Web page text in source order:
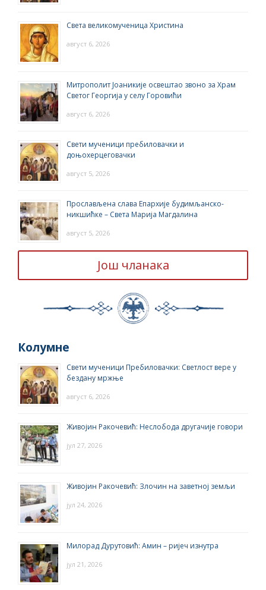
Света великомученица Христина
август 6, 2026
Митрополит Јоаникије освештао звоно за Храм
Светог Георгија у селу Горовићи
август 6, 2026
Свети мученици пребиловачки и
доњохерцеговачки
август 5, 2026
Прослављена слава Епархије будимљанско-
никшићке – Света Марија Магдалина
август 5, 2026
Још чланака
Колумне
Свети мученици Пребиловачки: Светлост вере у
бездану мржње
август 6, 2026
Живојин Ракочевић: Неслобода другачије говори
јул 27, 2026
Живојин Ракочевић: Злочин на заветној земљи
јул 24, 2026
Милорад Дурутовић: Амин – ријеч изнутра
јул 21, 2026